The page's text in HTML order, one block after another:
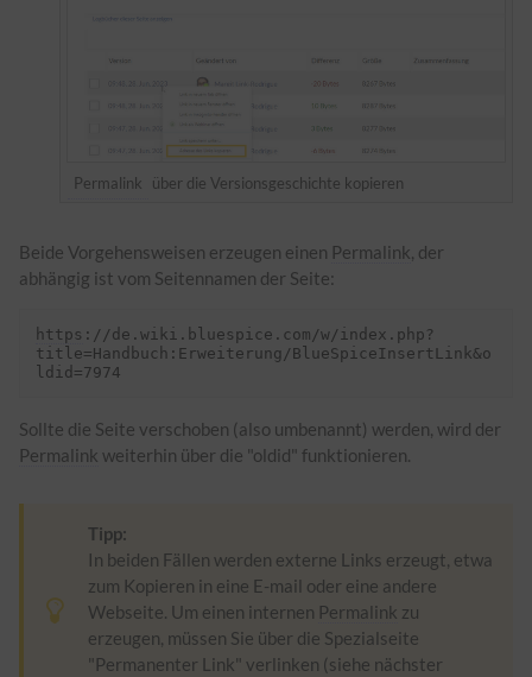
Permalink über die Versionsgeschichte kopieren
Beide Vorgehensweisen erzeugen einen Permalink, der
abhängig ist vom Seitennamen der Seite:
https ://de.wiki.bluespice.com/w/index.php?
title=Handbuch:Erweiterung/BlueSpiceInsertLink&o
Sollte die Seite verschoben (also umbenannt) werden, wird der
Permalink weiterhin über die "oldid" funktionieren.
Tipp:
In beiden Fällen werden externe Links erzeugt, etwa
zum Kopieren in eine E-mail oder eine andere
Webseite. Um einen internen Permalink zu
erzeugen, müssen Sie über die Spezialseite
"Permanenter Link" verlinken (siehe nächster